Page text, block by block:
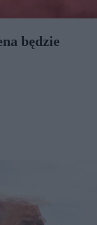
będzie